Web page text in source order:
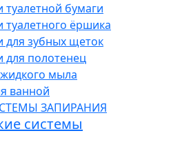
туалетной бумаги
туалетного ёршика
для зубных щеток
для полотенец
мыла
ванной
ЗАПИРАНИЯ
системы